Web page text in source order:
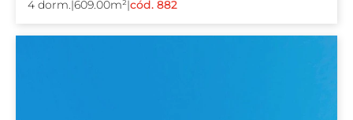
4 dorm.|609.00m²|cód. 882